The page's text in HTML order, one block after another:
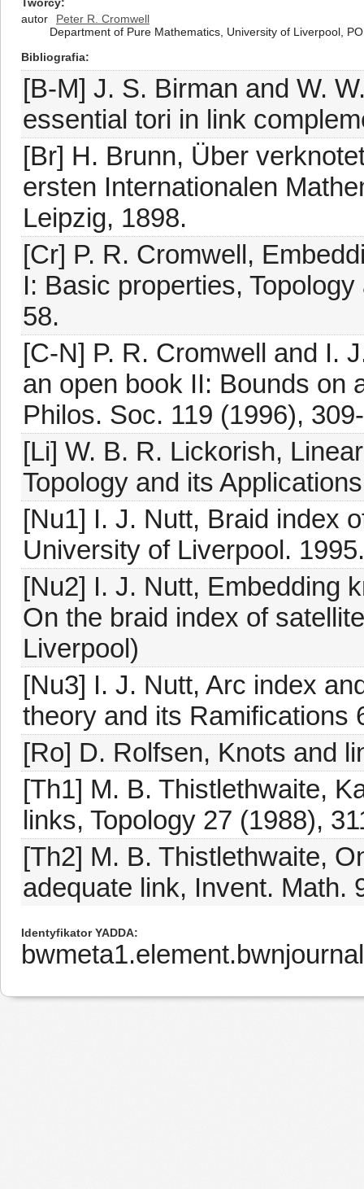
autor
Peter R. Cromwell
Department of Pure Mathematics, University of Liverpool,
Bibliografia
[B-M] J. S. Birman and W.
essential tori in link
[Br] H. Brunn, Über
ersten Internationalen
Leipzig, 1898.
[Cr] P. R. Cromwell,
I: Basic properties,
58.
[C-N] P. R. Cromwell and I.
an open book II: Bounds on
Philos. Soc. 119 (1996),
[Li] W. B. R. Lickorish,
Topology and its
[Nu1] I. J. Nutt, Braid index
University of Liverpool. 1995.
[Nu2] I. J. Nutt, Embedding
On the braid index of
Liverpool)
[Nu3] I. J. Nutt, Arc index
theory and its Ramifications
[Ro] D. Rolfsen, Knots and
[Th1] M. B. Thistlethwaite,
links, Topology 27 (1988),
[Th2] M. B. Thistlethwaite,
adequate link, Invent. Math.
Identyfikator YADDA